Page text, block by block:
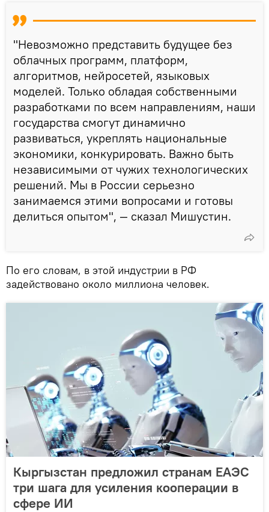
"Невозможно представить будущее без
облачных программ, платформ,
алгоритмов, нейросетей, языковых
моделей. Только обладая собственными
разработками по всем направлениям, наши
государства смогут динамично
развиваться, укреплять национальные
экономики, конкурировать. Важно быть
независимыми от чужих технологических
решений. Мы в России серьезно
занимаемся этими вопросами и готовы
делиться опытом", — сказал Мишустин.
По его словам, в этой индустрии в РФ
задействовано около миллиона человек.
Кыргызстан предложил странам ЕАЭС
три шага для усиления кооперации в
сфере ИИ